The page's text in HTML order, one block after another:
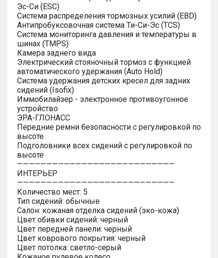
Эс-Си (ESC)
Система распределения тормозных усилий (EBD)
Антипробуксовочная система Ти-Си-Эс (TCS)
Система мониторинга давления и температуры в
шинах (TMPS)
Камера заднего вида
Электрический стояночный тормоз с функцией
автоматического удержания (Auto Hold)
Система удержания детских кресел для задних
сидений (Isofix)
Иммобилайзер - электронное противоугонное
устройство
ЭРА-ГЛОНАСС
Передние ремни безопасности с регулировкой по
высоте
Подголовники всех сидений с регулировкой по
высоте
———————————————————————————
ИНТЕРЬЕР
———————————————————————————
Количество мест: 5
Тип сидений: обычные
Салон: кожаная отделка сидений (эко-кожа)
Цвет обивки сидений: черный
Цвет передней панели: черный
Цвет коврового покрытия: черный
Цвет потолка: светло-серый